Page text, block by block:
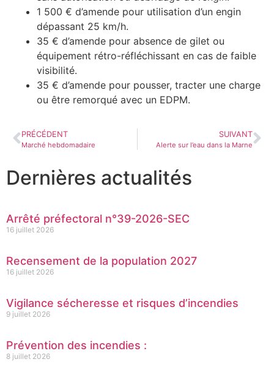
1 500 € d’amende pour utilisation d’un engin
dépassant 25 km/h.
35 € d’amende pour absence de gilet ou
équipement rétro-réfléchissant en cas de faible
visibilité.
35 € d’amende pour pousser, tracter une charge
ou être remorqué avec un EDPM.
PRÉCÉDENT
Marché hebdomadaire
SUIVANT
Alerte sur l’eau dans la Marne
Dernières actualités
Arrêté préfectoral n°39-2026-SEC
16 juillet 2026
Recensement de la population 2027
16 juillet 2026
Vigilance sécheresse et risques d’incendies
9 juillet 2026
Prévention des incendies :
8 juillet 2026